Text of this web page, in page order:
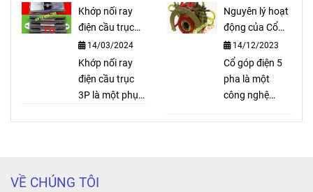
an toàn rất
cần thiết
cho cầu
trục, cổng
công trình,
bộ phát sóng
dùng để điều
khiển palang,
cầu trục, xe
cẩu, cửa cổng
tự động. Điều
Sungdo với số
lượng lớn và
cung cấp ra thị
trường với giá
cả cạnh tranh,
hàng hóa luôn
Khớp nối ray
điện cầu trục
3P là gì?
14/03/2024
Khớp nối ray
điện cầu trục
3P là một phụ
các đoạn ray
Nguyên lý hoạt
động của Cổ
góp điện 5 pha
14/12/2023
Cổ góp điện 5
pha là một
công nghệ
VỀ CHÚNG TÔI